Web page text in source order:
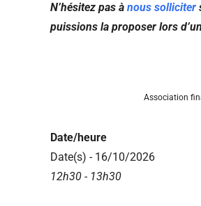
N’hésitez pas à nous solliciter
puissions la proposer lors
Association
Date/heure
Date(s) - 16/10/2026
12h30 - 13h30